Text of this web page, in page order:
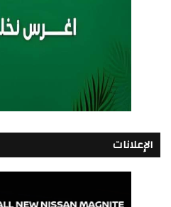
الإعلانات